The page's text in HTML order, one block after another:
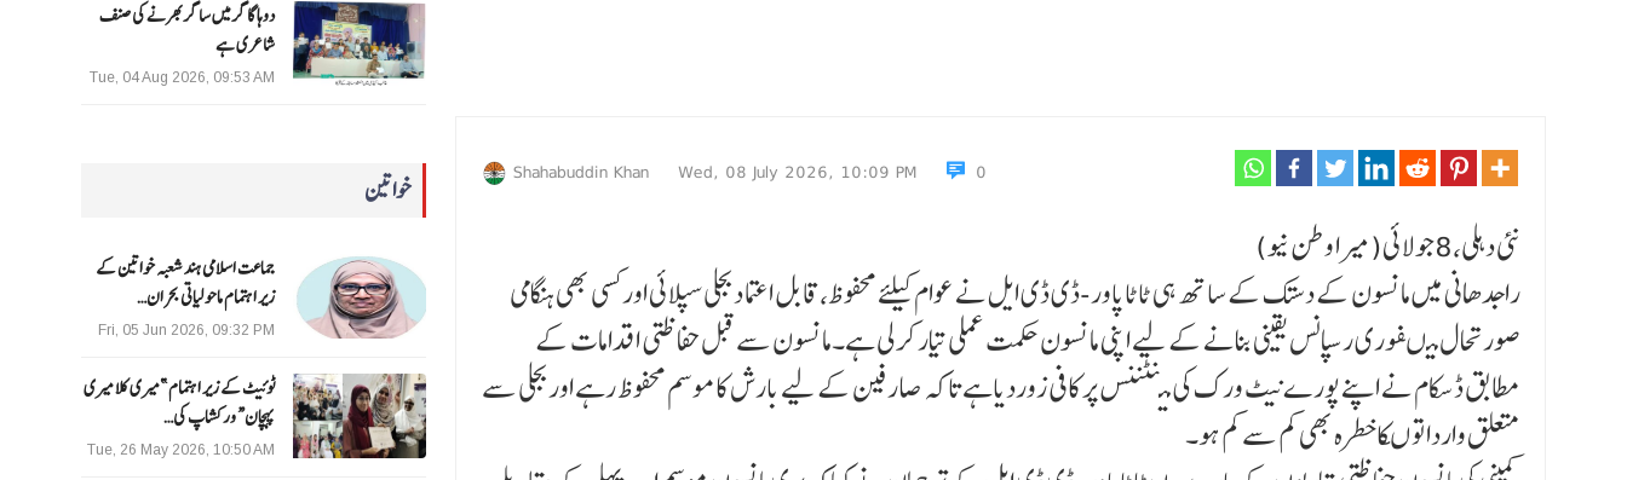
دوہا گاگر میں ساگر بھرنے کی صنف
شاعری ہے
Tue, 04 Aug 2026, 09:53 AM
خواتین
جماعت اسلامی ہند شعبہ خواتین کے
زیر اہتمام ماحولیاتی بحران…
Fri, 05 Jun 2026, 09:32 PM
ٹوئیٹ کے زیر اہتمام ”میری کلا میری
پہچان“ ورکشاپ کی…
Tue, 26 May 2026, 10:50 AM
Shahabuddin Khan Wed, 08 July 2026, 10:09 PM 0
نئی دہلی،8جولائی(میرا وطن نیو)
راجدھانی میں مانسون کے دستک کے ساتھ ہی ٹاٹاپاور-ڈی ڈی ایل نے عوام کیلئے محفوظ،قابل اعتما دبجلی سپلائی اورکسی بھی ہنگامی
صورتحال میںفوری رسپانس یقینی بنانے کے لیے اپنی مانسون حکمت عملی تیار کرلی ہے۔مانسون سے قبل حفاظتی اقدامات کے
مطابق ڈسکام نے اپنے پورے نیٹ ورک کی مینٹننس پر کافی زوردیاہے تاکہ صارفین کے لیے بارش کاموسم محفوظ رہے اوربجلی سے
متعلق واردا تو ںکاخطرہ بھی کم سے کم ہو۔